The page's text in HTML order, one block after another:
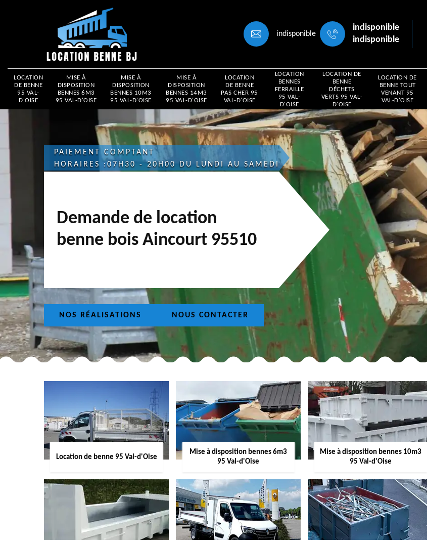
indisponible
indisponible
indisponible
LOCATION
DE BENNE
95 VAL-
D'OISE
MISE À
DISPOSITION
BENNES 6M3
95 VAL-D'OISE
MISE À
DISPOSITION
BENNES 10M3
95 VAL-D'OISE
MISE À
DISPOSITION
BENNES 14M3
95 VAL-D'OISE
LOCATION
DE BENNE
PAS CHER 95
VAL-D'OISE
LOCATION
BENNES
FERRAILLE
95 VAL-
D'OISE
LOCATION DE
BENNE
DÉCHETS
VERTS 95 VAL-
D'OISE
LOCATION DE
BENNE TOUT
VENANT 95
VAL-D'OISE
PAIEMENT COMPTANT
HORAIRES :07H30 - 20H00 DU LUNDI AU SAMEDI
Demande de location
benne bois Aincourt 95510
NOS RÉALISATIONS NOUS CONTACTER
Location de benne 95 Val-d'Oise
Mise à disposition bennes 6m3
95 Val-d'Oise
Mise à disposition bennes 10m3
95 Val-d'Oise